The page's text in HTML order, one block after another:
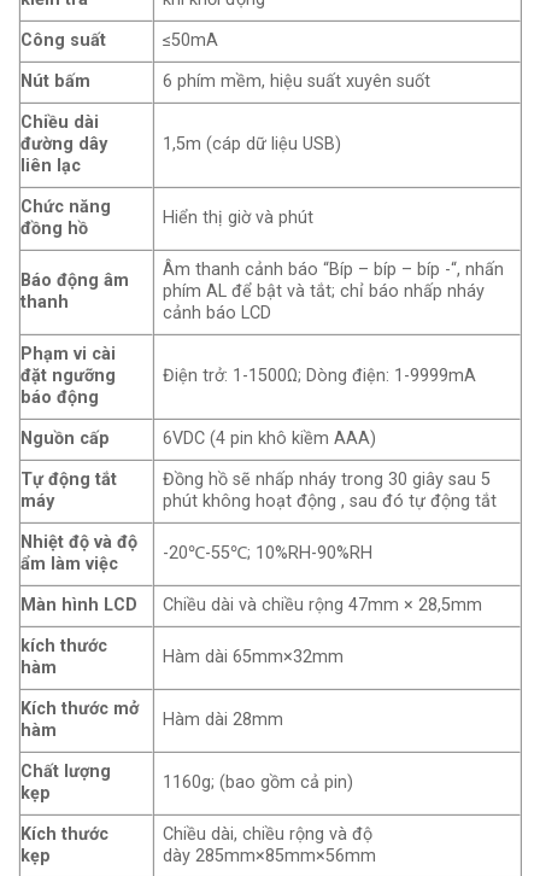
Công suất
≤50mA
Nút bấm
6 phím mềm, hiệu suất xuyên suốt
Chiều dài
đường dây
liên lạc
1,5m (cáp dữ liệu USB)
Chức năng
đồng hồ
Hiển thị giờ và phút
Báo động âm
thanh
Âm thanh cảnh báo “Bíp – bíp – bíp -“, nhấn
phím AL để bật và tắt; chỉ báo nhấp nháy
cảnh báo LCD
Phạm vi cài
đặt ngưỡng
báo động
Điện trở: 1-1500Ω; Dòng điện: 1-9999mA
Nguồn cấp
6VDC (4 pin khô kiềm AAA)
Tự động tắt
máy
Đồng hồ sẽ nhấp nháy trong 30 giây sau 5
phút không hoạt động , sau đó tự động tắt
Nhiệt độ và độ
ẩm làm việc
-20℃-55℃; 10%RH-90%RH
Màn hình LCD
Chiều dài và chiều rộng 47mm × 28,5mm
kích thước
hàm
Hàm dài 65mm×32mm
Kích thước mở
hàm
Hàm dài 28mm
Chất lượng
kẹp
1160g; (bao gồm cả pin)
Kích thước
kẹp
Chiều dài, chiều rộng và độ
dày 285mm×85mm×56mm